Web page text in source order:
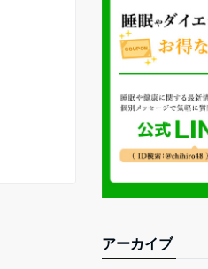
アーカイブ